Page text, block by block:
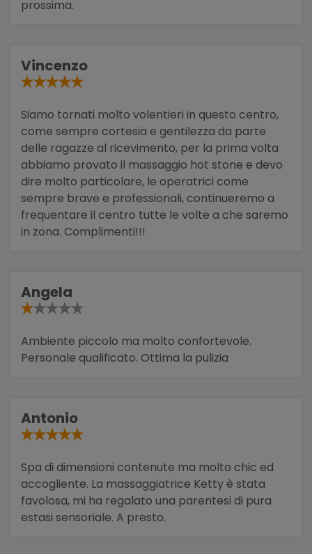
prossima.
Vincenzo
Siamo tornati molto volentieri in questo centro,
come sempre cortesia e gentilezza da parte
delle ragazze al ricevimento, per la prima volta
abbiamo provato il massaggio hot stone e devo
dire molto particolare, le operatrici come
sempre brave e professionali, continueremo a
frequentare il centro tutte le volte a che saremo
in zona. Complimenti!!!
Angela
Ambiente piccolo ma molto confortevole.
Personale qualificato. Ottima la pulizia
Antonio
Spa di dimensioni contenute ma molto chic ed
accogliente. La massaggiatrice Ketty è stata
favolosa, mi ha regalato una parentesi di pura
estasi sensoriale. A presto.